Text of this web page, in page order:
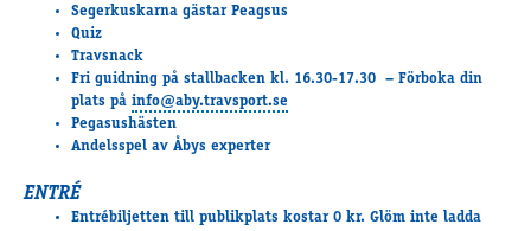
Ridsport
Om travskolan
Samarbetspartners
Kursutbud och Aktiviteter
Ungdoms­stipendium
Segerkuskarna gästar Peagsus
Quiz
Travsnack
Fri guidning på stallbacken kl. 16.30-17.30 – Förboka din
plats på info@aby.travsport.se
Pegasushästen
Andelsspel av Åbys experter
ENTRÉ
Entrébiljetten till publikplats kostar 0 kr. Glöm inte ladda